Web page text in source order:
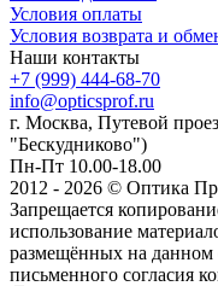
Условия оплаты
Условия возврата и
Наши контакты
+7 (999) 444-68-70
info@opticsprof.ru
г. Москва, Путевой
"Бескудниково")
Пн-Пт 10.00-18.00
2012 - 2026 © Оптика
Запрещается
использование
размещённых на данном
письменного согласия